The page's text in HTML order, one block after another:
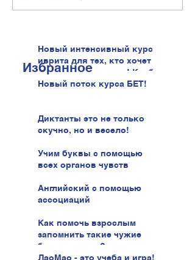
Новый интенсивный курс
иврита для тех, кто хочет
говорить увереннее! Клуб
иврита!
Новый поток курса БЕТ!
Диктанты это не только
скучно, но и весело!
Учим буквы с помощью
всех органов чувств
Английский с помощью
ассоциаций
Как помочь взрослым
запомнить такие чужие
буквы иврита?
ЛаоМао - это учеба и игра!
Избранное